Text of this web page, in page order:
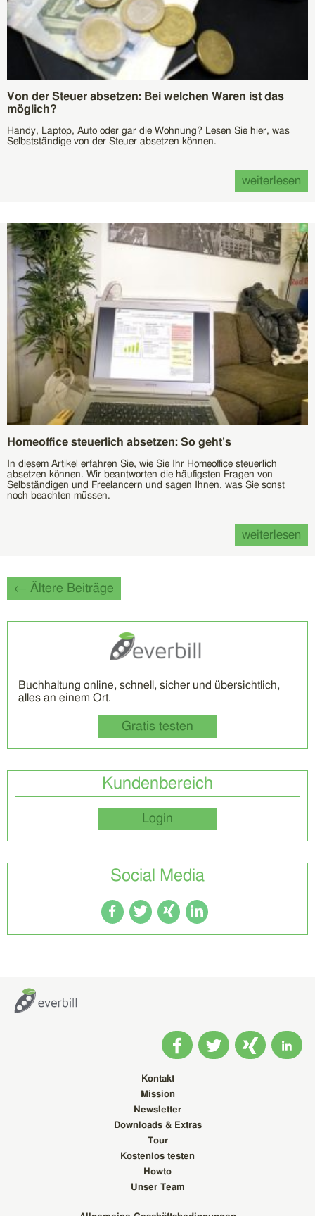
Von der Steuer absetzen: Bei welchen Waren ist das
möglich?
Handy, Laptop, Auto oder gar die Wohnung? Lesen Sie hier, was
Selbstständige von der Steuer absetzen können.
weiterlesen
Homeoffice steuerlich absetzen: So geht’s
In diesem Artikel erfahren Sie, wie Sie Ihr Homeoffice steuerlich
absetzen können. Wir beantworten die häufigsten Fragen von
Selbständigen und Freelancern und sagen Ihnen, was Sie sonst
noch beachten müssen.
weiterlesen
← Ältere Beiträge
Buchhaltung online, schnell, sicher und übersichtlich,
alles an einem Ort.
Gratis testen
Kundenbereich
Login
Social Media
Kontakt
Mission
Newsletter
Downloads & Extras
Tour
Kostenlos testen
Howto
Unser Team